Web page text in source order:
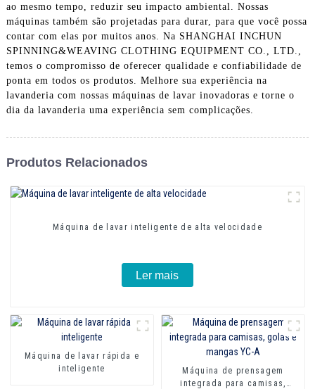
ao mesmo tempo, reduzir seu impacto ambiental. Nossas
máquinas também são projetadas para durar, para que você possa
contar com elas por muitos anos. Na SHANGHAI INCHUN
SPINNING&WEAVING CLOTHING EQUIPMENT CO., LTD.,
temos o compromisso de oferecer qualidade e confiabilidade de
ponta em todos os produtos. Melhore sua experiência na
lavanderia com nossas máquinas de lavar inovadoras e torne o
dia da lavanderia uma experiência sem complicações.
Produtos Relacionados
Máquina de lavar inteligente de alta velocidade
Ler mais
Máquina de lavar rápida e
inteligente
Máquina de prensagem
integrada para camisas,